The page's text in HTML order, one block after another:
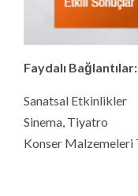
Faydalı Bağlantılar:
Sanatsal Etkinlikler
Sinema, Tiyatro
Konser Malzemeleri